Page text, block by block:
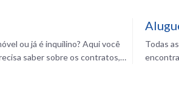
ou já é inquilino? Aqui você
saber sobre os contratos,
Todas